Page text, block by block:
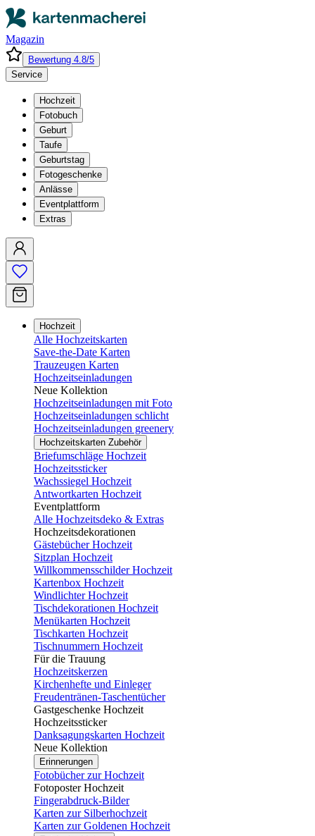
Magazin
Bewertung 4.8/5
Service
Hochzeit
Fotobuch
Geburt
Taufe
Geburtstag
Fotogeschenke
Anlässe
Eventplattform
Extras
Hochzeit
Alle Hochzeitskarten
Save-the-Date Karten
Trauzeugen Karten
Hochzeitseinladungen
Neue Kollektion
Hochzeitseinladungen mit Foto
Hochzeitseinladungen schlicht
Hochzeitseinladungen greenery
Hochzeitskarten Zubehör
Briefumschläge Hochzeit
Hochzeitssticker
Wachssiegel Hochzeit
Antwortkarten Hochzeit
Eventplattform
Alle Hochzeitsdeko & Extras
Hochzeitsdekorationen
Gästebücher Hochzeit
Sitzplan Hochzeit
Willkommensschilder Hochzeit
Kartenbox Hochzeit
Windlichter Hochzeit
Tischdekorationen Hochzeit
Menükarten Hochzeit
Tischkarten Hochzeit
Tischnummern Hochzeit
Für die Trauung
Hochzeitskerzen
Kirchenhefte und Einleger
Freudentränen-Taschentücher
Gastgeschenke Hochzeit
Hochzeitssticker
Danksagungskarten Hochzeit
Neue Kollektion
Erinnerungen
Fotobücher zur Hochzeit
Fotoposter Hochzeit
Fingerabdruck-Bilder
Karten zur Silberhochzeit
Karten zur Goldenen Hochzeit